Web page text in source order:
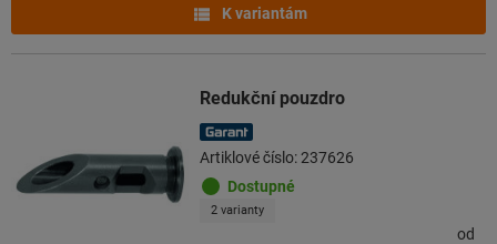
K variantám
Redukční pouzdro
Artiklové číslo: 237626
Dostupné
2 varianty
od